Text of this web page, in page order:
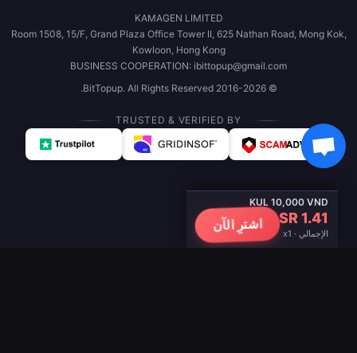
KUL 10,000 VND
SR 1.41
الإجمالي · x1
اشترِ الآن
KAMAGEN LIMITED
Room 1508, 15/F, Grand Plaza Office Tower II, 625 Nathan Road, Mong Kok,
Kowloon, Hong Kong
BUSINESS COOPERATION: ibittopup@gmail.com
© 2016-2026 BitTopup. All Rights Reserved.
TRUSTED & VERIFIED BY